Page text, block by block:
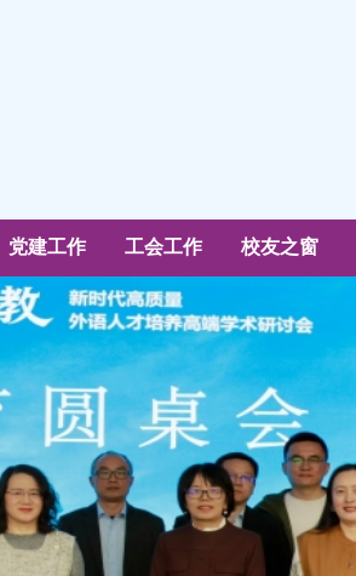
党建工作 工会工作 校友之窗